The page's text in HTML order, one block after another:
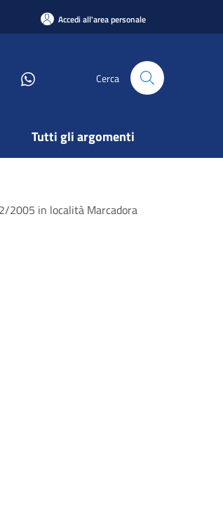
Accedi all'area personale
Cerca
Tutti gli argomenti
2005 in località Marcadora